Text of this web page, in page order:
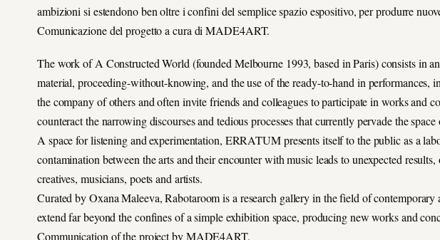
ambizioni si estendono ben oltre i confini del semplice spazio espositivo, per produrre
Comunicazione del progetto a cura di MADE4ART.
The work of A Constructed World (founded Melbourne 1993, based in Paris) consists in
material, proceeding-without-knowing, and the use of the ready-to-hand in performances,
the company of others and often invite friends and colleagues to participate in works and
counteract the narrowing discourses and tedious processes that currently pervade the
A space for listening and experimentation, ERRATUM presents itself to the public as a
contamination between the arts and their encounter with music leads to unexpected
creatives, musicians, poets and artists.
Curated by Oxana Maleeva, Rabotaroom is a research gallery in the field of contemporary
extend far beyond the confines of a simple exhibition space, producing new works and
Communication of the project by MADE4ART.